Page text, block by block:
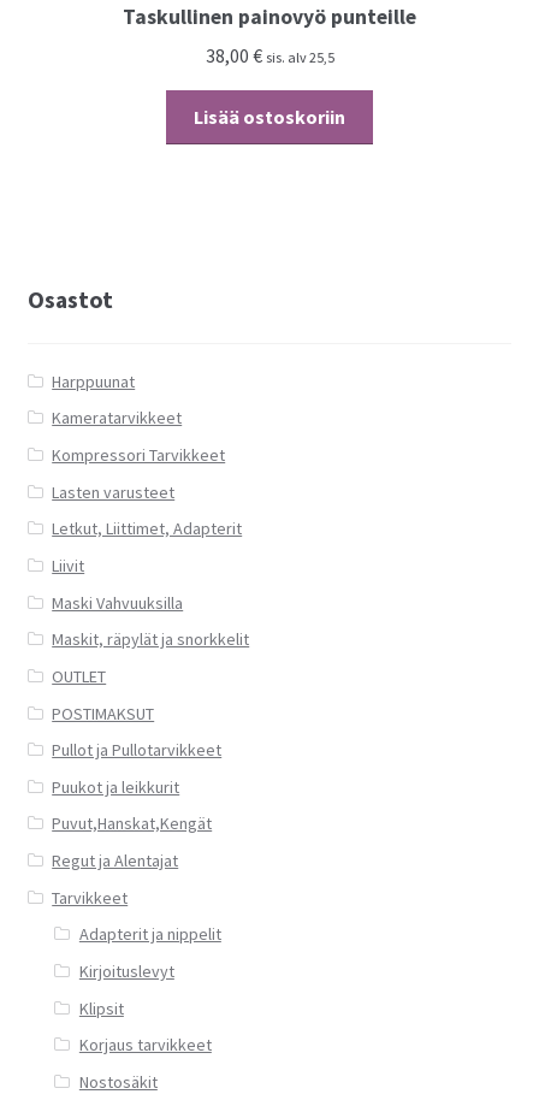
Taskullinen painovyö punteille
38,00 € sis. alv 25,5
Lisää ostoskoriin
Osastot
Harppuunat
Kameratarvikkeet
Kompressori Tarvikkeet
Lasten varusteet
Letkut, Liittimet, Adapterit
Liivit
Maski Vahvuuksilla
Maskit, räpylät ja snorkkelit
OUTLET
POSTIMAKSUT
Pullot ja Pullotarvikkeet
Puukot ja leikkurit
Puvut,Hanskat,Kengät
Regut ja Alentajat
Tarvikkeet
Adapterit ja nippelit
Kirjoituslevyt
Klipsit
Korjaus tarvikkeet
Nostosäkit